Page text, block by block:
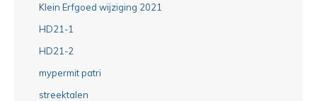
Klein Erfgoed wijziging 2021
HD21-1
HD21-2
mypermit patri
streektalen